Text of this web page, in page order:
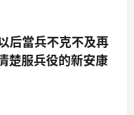
后當兵不克不及再
楚服兵役的新安康